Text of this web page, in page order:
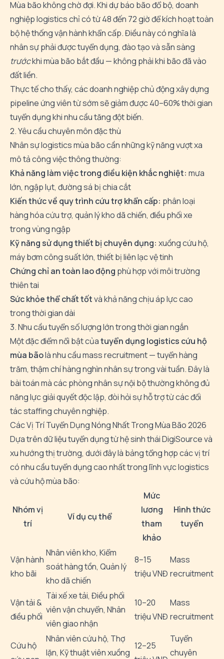
Mùa bão không chờ đợi. Khi dự báo bão đổ bộ, doanh
nghiệp logistics chỉ có từ 48 đến 72 giờ để kích hoạt toàn
bộ hệ thống vận hành khẩn cấp. Điều này có nghĩa là
nhân sự phải được tuyển dụng, đào tạo và sẵn sàng
trướckhi mùa bão bắt đầu — không phải khi bão đã vào
đất liền.
Thực tế cho thấy, các doanh nghiệp chủ động xây dựng
pipeline ứng viên từ sớmsẽ giảm được 40–60% thời gian
tuyển dụng khi nhu cầu tăng đột biến.
2. Yêu cầu chuyên môn đặc thù
Nhân sự logistics mùa bão cần những kỹ năng vượt xa
mô tả công việc thông thường:
Khả năng làm việc trong điều kiện khắc nghiệt: mưa
lớn, ngập lụt, đường sá bị chia cắt
Kiến thức về quy trình cứu trợ khẩn cấp: phân loại
hàng hóa cứu trợ, quản lý kho dã chiến, điều phối xe
trong vùng ngập
Kỹ năng sử dụng thiết bị chuyên dụng: xuồng cứu hộ,
máy bơm công suất lớn, thiết bị liên lạc vệ tinh
Chứng chỉ an toàn lao động phù hợp với môi trường
thiên tai
Sức khỏe thể chất tốtvà khả năng chịu áp lực cao
trong thời gian dài
3. Nhu cầu tuyển số lượng lớn trong thời gian ngắn
Một đặc điểm nổi bật củatuyển dụng logistics cứu hộ
mùa bãolà nhu cầu mass recruitment — tuyển hàng
trăm, thậm chí hàng nghìn nhân sự trong vài tuần. Đây là
bài toán mà các phòng nhân sự nội bộ thường không đủ
năng lực giải quyết độc lập, đòi hỏi sự hỗ trợ từ các đối
tác staffing chuyên nghiệp.
Các Vị Trí Tuyển Dụng Nóng Nhất Trong Mùa Bão 2026
Dựa trên dữ liệu tuyển dụng từ hệ sinh thái DigiSource và
xu hướng thị trường, dưới đây là bảng tổng hợp các vị trí
có nhu cầu tuyển dụng cao nhất trong lĩnh vực logistics
và cứu hộ mùa bão:
Nhóm vị
trí
Ví dụ cụ thể
Mức
lương
tham
khảo
Hình thức
tuyển
Vận hành
kho bãi
Nhân viên kho, Kiểm
soát hàng tồn, Quản lý
kho dã chiến
8–15
triệu VNĐ
Mass
recruitment
Vận tải &
điều phối
Tài xế xe tải, Điều phối
viên vận chuyển, Nhân
viên giao nhận
10–20
triệu VNĐ
Mass
recruitment
Cứu hộ
Nhân viên cứu hộ, Thợ
lặn, Kỹ thuật viên xuồng
12–25
Tuyển
chuyên